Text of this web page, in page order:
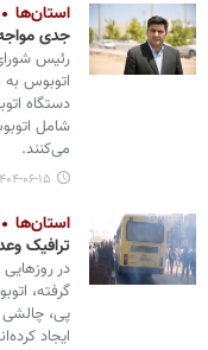
استان‌ها
جدی
رئیس
شامل
می‌کنند.
۱۴۰۴-۰۶-۱۵
استان‌ها
ترافیک
در
گرفته،
پی، چالشی
ایجاد